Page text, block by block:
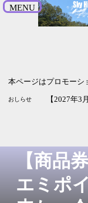
MENU
本ページはプロモーシ
おしらせ 【2026年
【2027年
【2027年
【商品
エミポ